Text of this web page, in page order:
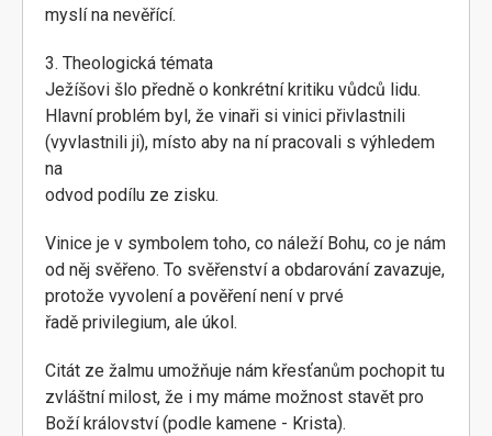
myslí na nevěřící.
3. Theologická témata
Ježíšovi šlo předně o konkrétní kritiku vůdců lidu.
Hlavní problém byl, že vinaři si vinici přivlastnili
(vyvlastnili ji), místo aby na ní pracovali s výhledem
na
odvod podílu ze zisku.
Vinice je v symbolem toho, co náleží Bohu, co je nám
od něj svěřeno. To svěřenství a obdarování zavazuje,
protože vyvolení a pověření není v prvé
řadě privilegium, ale úkol.
Citát ze žalmu umožňuje nám křesťanům pochopit tu
zvláštní milost, že i my máme možnost stavět pro
Boží království (podle kamene - Krista).